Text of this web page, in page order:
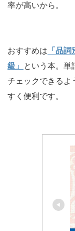
率が高いから。
おすすめは 「品
級」
という本。単
チェックできるよ
すく便利です。